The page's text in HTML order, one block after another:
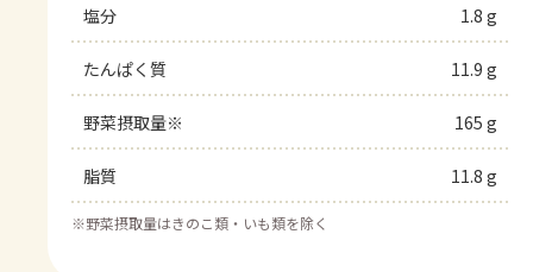
塩分 1.8 g
たんぱく質 11.9 g
野菜摂取量※ 165 g
脂質 11.8 g
※野菜摂取量はきのこ類・いも類を除く